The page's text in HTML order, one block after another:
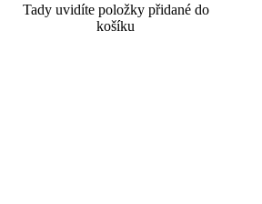
Tady uvidíte položky přidané do
košíku